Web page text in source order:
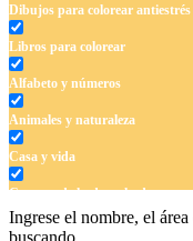
Dibujos para colorear antiestrés
Libros para colorear
Alfabeto y números
Animales y naturaleza
Casa y vida
Cuentos de hadas y hadas
Deporte
Ingrese el nombre, el
buscando.